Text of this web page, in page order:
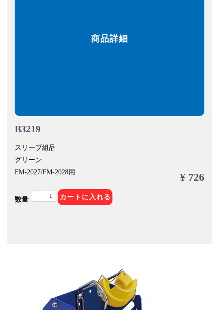
商品詳細
B3219
スリーブ組品
グリーン
FM-2027/FM-2028用
¥ 726
数量 カートに入れる